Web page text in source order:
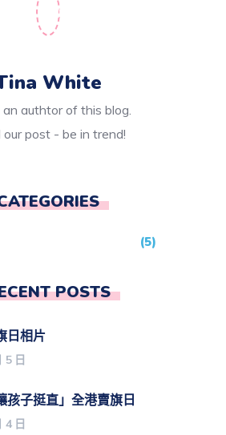
White
an authtor of this blog.
our post - be in trend!
(5)
POSTS
日相片
5 日
孩子挺直」全港賣旗日
4 日